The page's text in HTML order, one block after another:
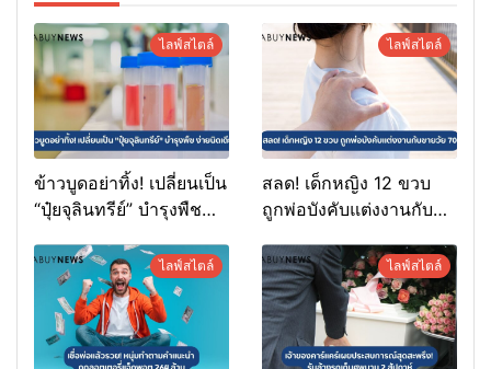
ไลฟ์สไตล์
ข้าวบูดอย่าทิ้ง! เปลี่ยนเป็น
“ปุ๋ยจุลินทรีย์” บำรุงพืช
ไลฟ์สไตล์
สลด! เด็กหญิง 12 ขวบ
ถูกพ่อบังคับแต่งงานกับ
ไลฟ์สไตล์ ไลฟ์สไตล์